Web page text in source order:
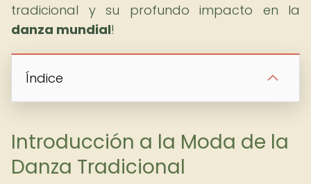
tradicional y su profundo impacto en la
danza mundial!
Índice
Introducción a la Moda de la
Danza Tradicional